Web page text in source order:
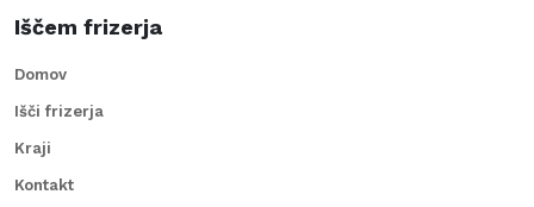
Iščem frizerja
Domov
Išči frizerja
Kraji
Kontakt